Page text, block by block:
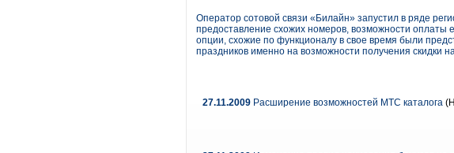
Оператор сотовой связи «Билайн» запустил в ряде
предоставление схожих номеров, возможности оплаты
опции, схожие по функционалу в свое время были
праздников именно на возможности получения
27.11.2009 Расширение возможностей МТС каталога